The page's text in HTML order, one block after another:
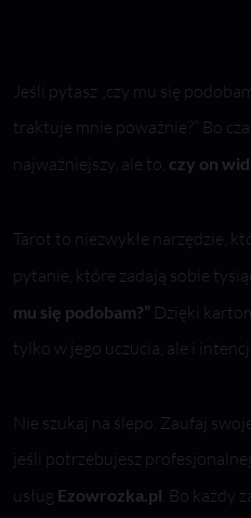
Jeśli pytasz „czy mu się
traktuje mnie poważnie?” Bo
najważniejszy, ale to, czy on
Tarot to niezwykłe narzędzie,
pytanie, które zadają sobie
mu się podobam?” Dzięki
tylko w jego uczucia, ale i
Nie szukaj na ślepo. Zaufaj
jeśli potrzebujesz
usług Ezowrozka.pl. Bo każdy